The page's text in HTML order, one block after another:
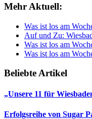
Mehr Aktuell:
Was ist los am
Auf und Zu:
Was ist los am
Was ist los am
Beliebte Artikel
„Unsere 11 für
Erfolgsreihe von Sugar